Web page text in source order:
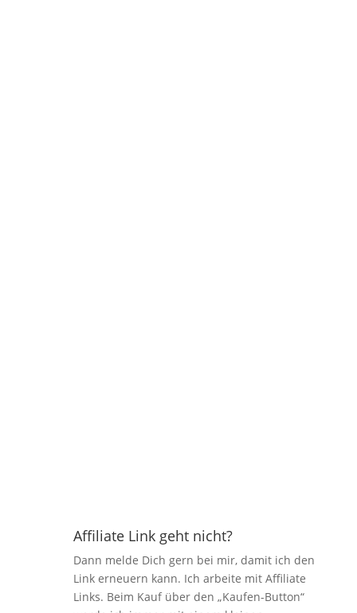
Affiliate Link geht nicht?
Dann melde Dich gern bei mir, damit ich den
Link erneuern kann. Ich arbeite mit Affiliate
Links. Beim Kauf über den „Kaufen-Button“